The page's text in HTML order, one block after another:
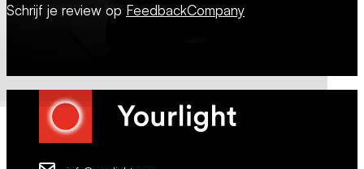
Schrijf je review op FeedbackCompany